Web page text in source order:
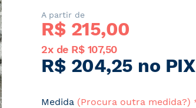
A partir de
R$ 215,00
2x de R$ 107,50
R$ 204,25 no PIX
Medida (Procura outra medida?)